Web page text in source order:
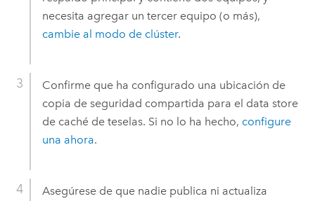
necesita agregar un tercer equipo (o más),
cambie al modo de clúster.
Confirme que ha configurado una ubicación de
copia de seguridad compartida para el data store
de caché de teselas. Si no lo ha hecho, configure
una ahora.
Asegúrese de que nadie publica ni actualiza